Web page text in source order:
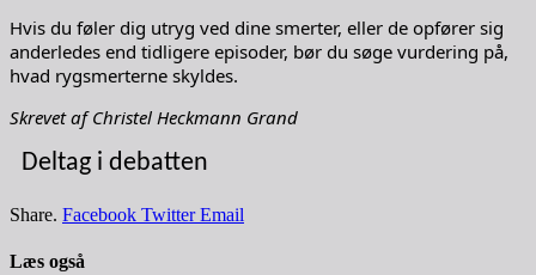
Hvis du føler dig utryg ved dine smerter, eller de opfører sig
anderledes end tidligere episoder, bør du søge vurdering på,
hvad rygsmerterne skyldes.
Skrevet af Christel Heckmann Grand
Deltag i debatten
Share. Facebook Twitter Email
Læs også